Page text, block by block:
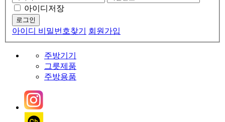
아이디저장
아이디 비밀번호찾기 회원가입
주방기기
그릇제품
주방용품